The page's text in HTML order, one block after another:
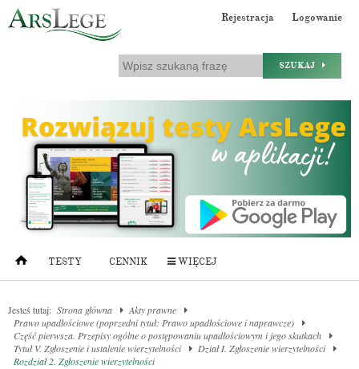
Rejestracja Logowanie
SZUKAJ
TESTY CENNIK WIĘCEJ
Jesteś tutaj: Strona główna
Akty prawne
Prawo upadłościowe (poprzedni tytuł: Prawo upadłościowe i naprawcze)
Część pierwsza. Przepisy ogólne o postępowaniu upadłościowym i jego skutkach
Tytuł V. Zgłoszenie i ustalenie wierzytelności
Dział I. Zgłoszenie wierzytelności
Rozdział 2. Zgłoszenie wierzytelności